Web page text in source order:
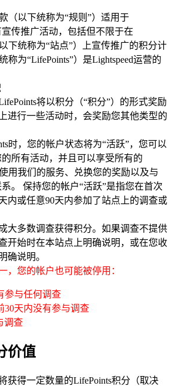
（以下统称为“规则”）适用于
宣传推广活动，包括但不限于在
下统称为“站点”）上宣传推广的积分计
称为“LifePoints”）是Lightspeed运营的
将以积分（“积分”）的形式奖励
进行一些活动时，会奖励您其他类型的
时，您的帐户状态将为“活跃”，您可以
的所有活动，并且可以享受所有的
用我们的服务、兑换您的奖励以及与
系。 保持您的帐户“活跃”是指您在首次
内或任意90天内参加了站点上的调查或
大多数调查获得积分。如果调查不提供
开始时在本站点上明确说明，或在您收
确说明。
，您的帐户也可能被停用：
参与任何调查
30天内没有参与调查
调查
价值
获得一定数量的LifePoints积分（取决